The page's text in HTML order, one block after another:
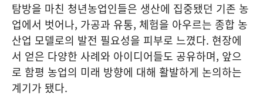
탐방을 마친 청년농업인들은 생산에 집중됐던 기존 농
업에서 벗어나, 가공과 유통, 체험을 아우르는 종합 농
산업 모델로의 발전 필요성을 피부로 느꼈다. 현장에
서 얻은 다양한 사례와 아이디어들도 공유하며, 앞으
로 함평 농업의 미래 방향에 대해 활발하게 논의하는
계기가 됐다.